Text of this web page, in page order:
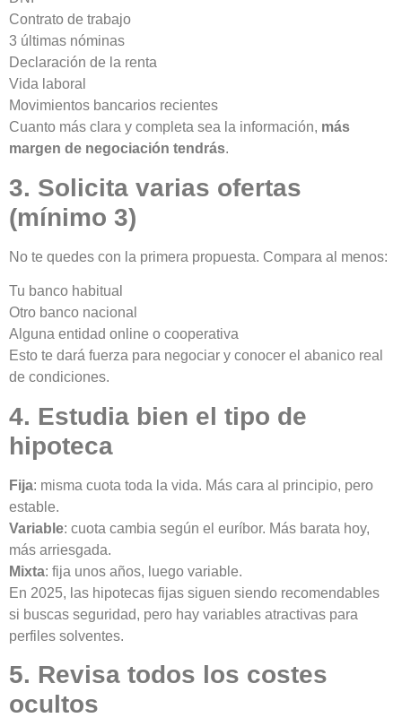
Contrato de trabajo
3 últimas nóminas
Declaración de la renta
Vida laboral
Movimientos bancarios recientes
Cuanto más clara y completa sea la información, más
margen de negociación tendrás.
3. Solicita varias ofertas
(mínimo 3)
No te quedes con la primera propuesta. Compara al menos:
Tu banco habitual
Otro banco nacional
Alguna entidad online o cooperativa
Esto te dará fuerza para negociar y conocer el abanico real
de condiciones.
4. Estudia bien el tipo de
hipoteca
Fija: misma cuota toda la vida. Más cara al principio, pero
estable.
Variable: cuota cambia según el euríbor. Más barata hoy,
más arriesgada.
Mixta: fija unos años, luego variable.
En 2025, las hipotecas fijas siguen siendo recomendables
si buscas seguridad, pero hay variables atractivas para
perfiles solventes.
5. Revisa todos los costes
ocultos